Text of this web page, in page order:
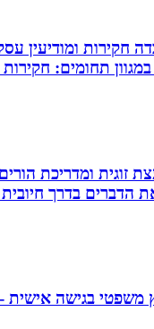
חקירות ומודיעין
תחומים:
זוגית ומדריכת
הדברים בדרך
משפטי בגישה